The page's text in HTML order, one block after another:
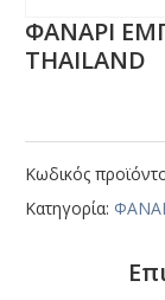
ΦΑΝΑΡΙ
ΤΗΑΙLΑΝD
Κωδικός
Κατηγορία: